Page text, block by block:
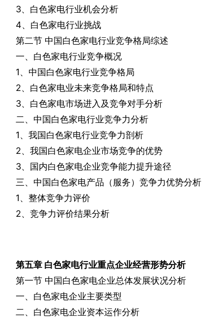
3、白色家电行业机会分析
4、白色家电行业挑战
第二节 中国白色家电行业竞争格局综述
一、白色家电行业竞争概况
1、中国白色家电行业竞争格局
2、白色家电业未来竞争格局和特点
3、白色家电市场进入及竞争对手分析
二、中国白色家电行业竞争力分析
1、我国白色家电行业竞争力剖析
2、我国白色家电企业市场竞争的优势
3、国内白色家电企业竞争能力提升途径
三、中国白色家电产品（服务）竞争力优势分析
1、整体竞争力评价
2、竞争力评价结果分析
第五章 白色家电行业重点企业经营形势分析
第一节 中国白色家电企业总体发展状况分析
一、白色家电企业主要类型
二、白色家电企业资本运作分析